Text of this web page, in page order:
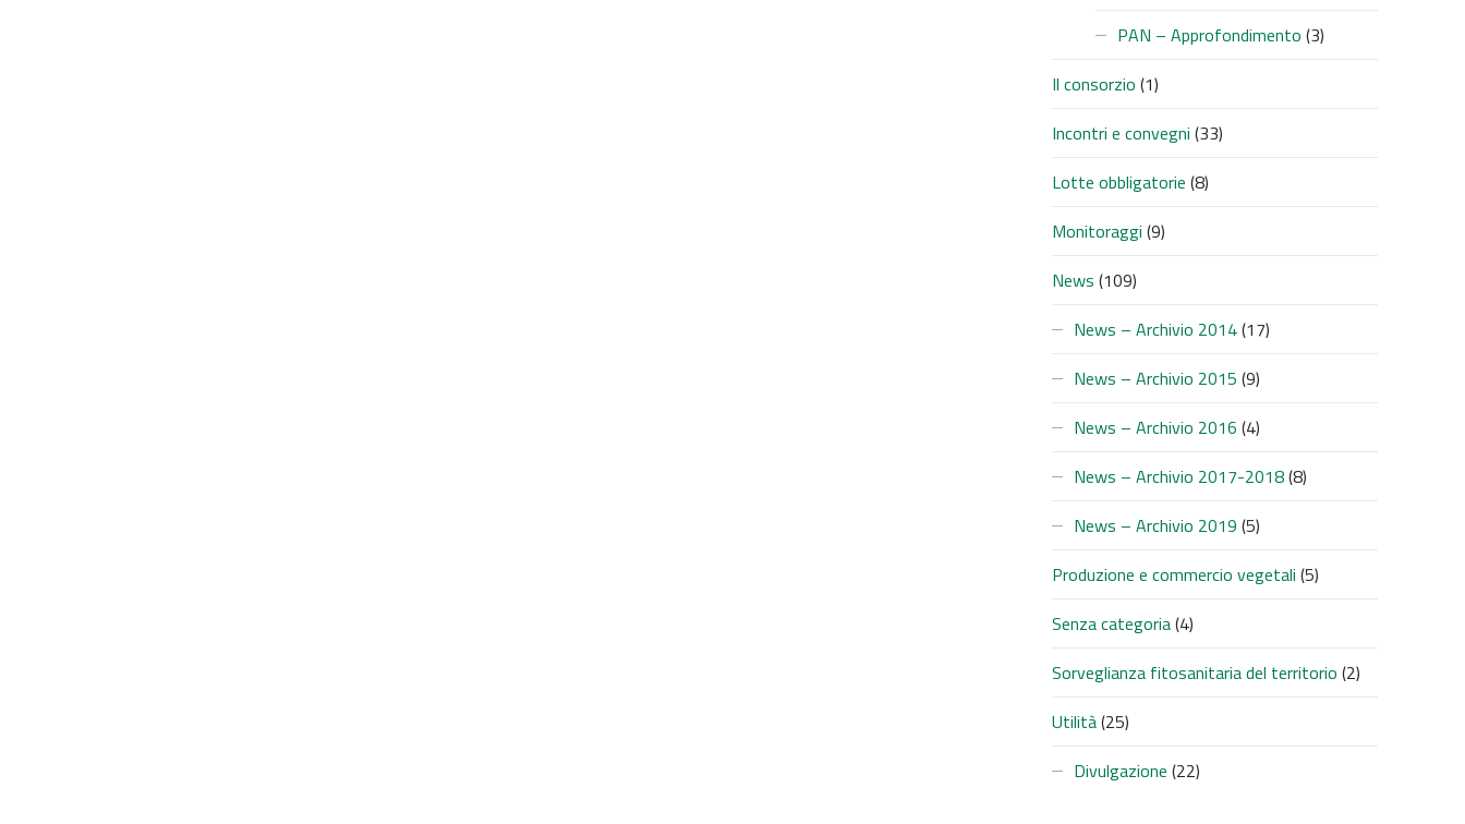
PAN – Approfondimento (3)
Il consorzio (1)
Incontri e convegni (33)
Lotte obbligatorie (8)
Monitoraggi (9)
News (109)
News – Archivio 2014(17)
News – Archivio 2015 (9)
News – Archivio 2016 (4)
News – Archivio 2017-2018(8)
News – Archivio 2019 (5)
Produzione e commercio vegetali (5)
Senza categoria(4)
Sorveglianza fitosanitaria del territorio (2)
Utilità(25)
Divulgazione (22)